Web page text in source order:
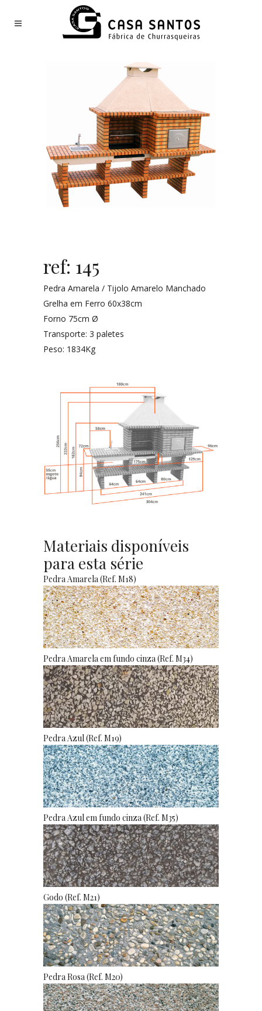
ref: 145
Pedra Amarela / Tijolo Amarelo Manchado
Grelha em Ferro 60x38cm
Forno 75cm Ø
Transporte: 3 paletes
Peso: 1834Kg
Materiais disponíveis
para esta série
Pedra Amarela (Ref. M18)
Pedra Amarela em fundo cinza (Ref. M34)
Pedra Azul (Ref. M19)
Pedra Azul em fundo cinza (Ref. M35)
Godo (Ref. M21)
Pedra Rosa (Ref. M20)